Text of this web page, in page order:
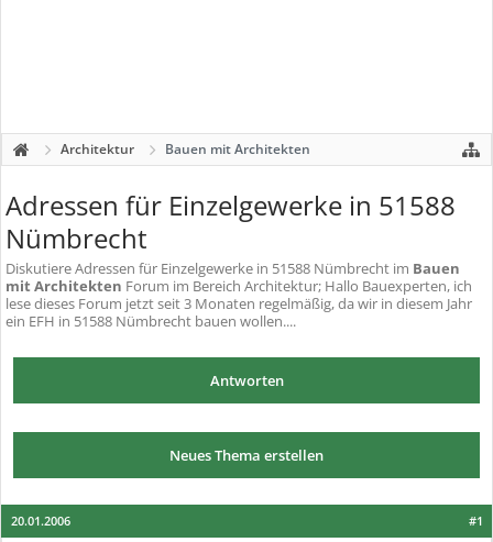
Architektur Bauen mit Architekten
Adressen für Einzelgewerke in 51588
Nümbrecht
DiskutiereAdressen für Einzelgewerke in 51588 Nümbrecht im Bauen
mit Architekten Forum im Bereich Architektur; Hallo Bauexperten, ich
lese dieses Forum jetzt seit 3 Monaten regelmäßig, da wir in diesem Jahr
ein EFH in 51588 Nümbrecht bauen wollen....
Antworten
Neues Thema erstellen
#1
20.01.2006